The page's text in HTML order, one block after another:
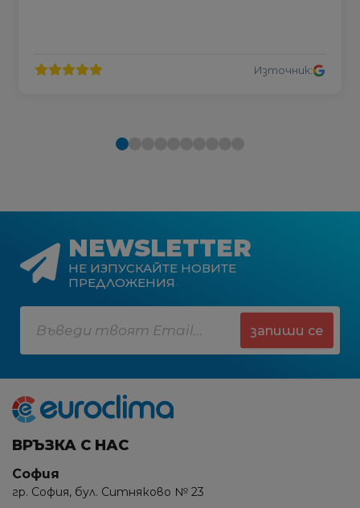
Източник:
NEWSLETTER
НЕ ИЗПУСКАЙТЕ НОВИТЕ
ПРЕДЛОЖЕНИЯ
запиши се
ВРЪЗКА С НАС
София
гр. София, бул. Ситняково № 23